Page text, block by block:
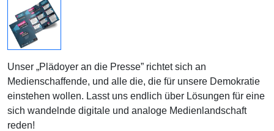
Unser „Plädoyer an die Presse” richtet sich an
Medienschaffende, und alle die, die für unsere Demokratie
einstehen wollen. Lasst uns endlich über Lösungen für eine
sich wandelnde digitale und analoge Medienlandschaft
reden!